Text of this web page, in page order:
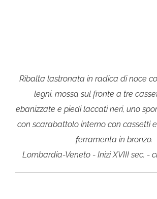
Ribalta lastronata in radica di noce
legni, mossa sul fronte a tre
ebanizzate e piedi laccati neri, uno
con scarabattolo interno con cassetti
ferramenta in bronzo.
Lombardia-Veneto - Inizi XVIII sec. -